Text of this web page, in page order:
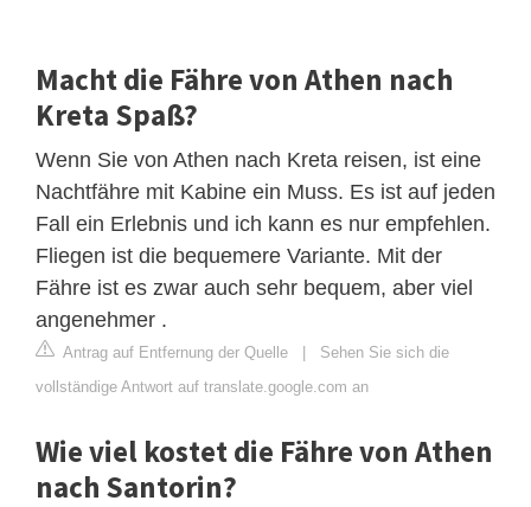
Macht die Fähre von Athen nach
Kreta Spaß?
Wenn Sie von Athen nach Kreta reisen, ist eine
Nachtfähre mit Kabine ein Muss. Es ist auf jeden
Fall ein Erlebnis und ich kann es nur empfehlen.
Fliegen ist die bequemere Variante. Mit der
Fähre ist es zwar auch sehr bequem, aber viel
angenehmer .
Antrag auf Entfernung der Quelle | Sehen Sie sich die
vollständige Antwort auf translate.google.com an
Wie viel kostet die Fähre von Athen
nach Santorin?